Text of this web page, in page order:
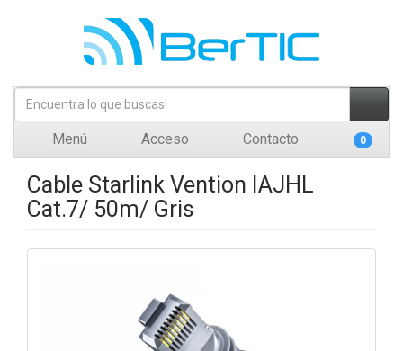
Menú Acceso Contacto 0
Cable Starlink Vention IAJHL
Cat.7/ 50m/ Gris